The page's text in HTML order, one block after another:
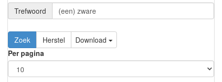
Trefwoord
Download
Per pagina